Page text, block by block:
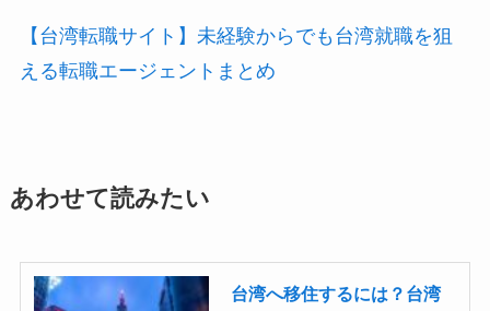
【台湾転職サイト】未経験からでも台湾就職を狙
える転職エージェントまとめ
あわせて読みたい
台湾へ移住するには？台湾